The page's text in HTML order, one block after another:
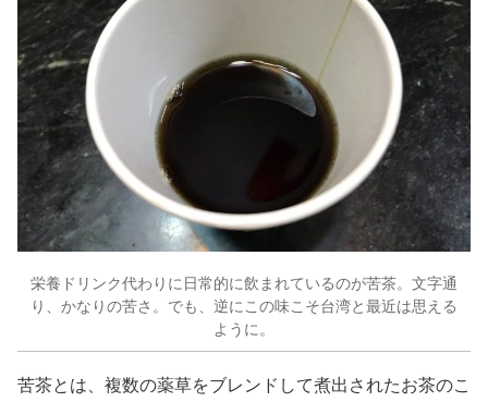
栄養ドリンク代わりに日常的に飲まれているのが苦茶。文字通
り、かなりの苦さ。でも、逆にこの味こそ台湾と最近は思える
ように。
苦茶とは、複数の薬草をブレンドして煮出されたお茶のこ